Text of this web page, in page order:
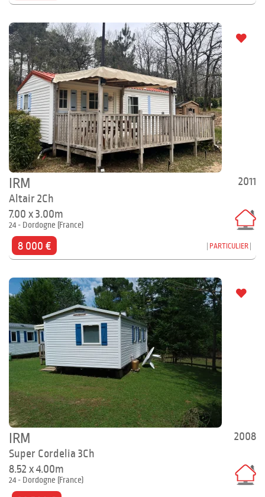
2011
IRM
Altair 2Ch
7.00 x 3.00m
24 - Dordogne (France)
8 000 € PARTICULIER
2008
IRM
Super Cordelia 3Ch
8.52 x 4.00m
24 - Dordogne (France)